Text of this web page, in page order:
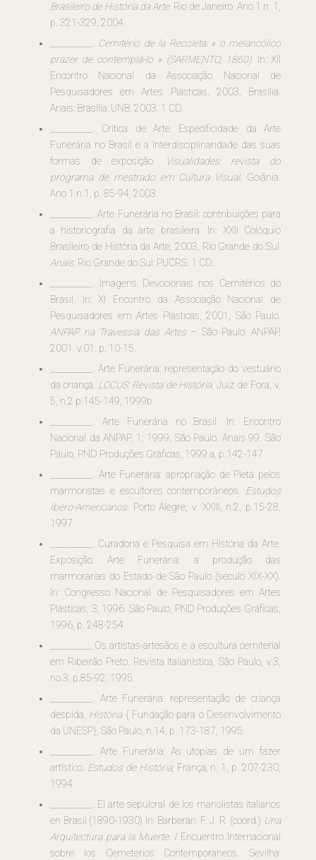
Brasileiro de História da Arte. Rio de Janeiro. Ano 1 n. 1,
p. 321-329, 2004.
Cemitério de la Recoleta: « o melancólico
prazer de contemplá-lo » (SARMENTO, 1860).
In: XII
Encontro Nacional da Associação Nacional de
Pesquisadores em Artes Plásticas, 2003, Brasília.
Anais: Brasília: UNB, 2003. 1 CD.
__________. Crítica de Arte: Especificidade da Arte
Funerária no Brasil e a Interdisciplinaridade das suas
formas de exposição.
Visualidades: revista do
programa de mestrado em Cultura Visual. Goiânia.
Ano 1 n.1, p. 85-94, 2003.
__________. Arte Funerária no Brasil: contribuições para
a historiografia da arte brasileira. In: XXII Colóquio
Brasileiro de História da Arte, 2003, Rio Grande do Sul:
Anais. Rio Grande do Sul: PUCRS. 1 CD.
__________. Imagens Devocionais nos Cemitérios do
Brasil. In: XI Encontro da Associação Nacional de
Pesquisadores em Artes Plásticas, 2001, São Paulo.
ANPAP na Travessia das Artes– São Paulo: ANPAP,
2001. v.01. p. 10-15.
__________. Arte Funerária: representação do vestuário
da criança. LOCUS: Revista de História. Juiz de Fora, v.
5, n.2 p.145-149, 1999b.
__________. Arte Funerária no Brasil. In: Encontro
Nacional da ANPAP, 1; 1999, São Paulo. Anais 99. São
Paulo, PND Produções Gráficas, 1999 a, p.142-147.
__________. Arte Funerária: apropriação de Pietá pelos
marmoristas e escultores contemporâneos. Estudos
Ibero-Americanos. Porto Alegre, v. XXIII, n.2, p.15-28,
1997.
__________. Curadoria e Pesquisa em História da Arte.
Exposição: Arte Funerária: a produção das
marmorarias do Estado de São Paulo (século XIX-XX).
In: Congresso Nacional de Pesquisadores em Artes
Plásticas, 3, 1996. São Paulo, PND Produções Gráficas,
1996, p. 248-254.
__________.Os artistas-artesãos e a escultura cemiterial
em Ribeirão Preto. Revista Italianística, São Paulo, v.3,
no.3, p.85-92, 1995.
__________. Arte Funerária: representação de criança
despida. História { Fundação para o Desenvolvimento
da UNESP}, São Paulo, n.14, p. 173-187, 1995.
__________. Arte Funerária: As utopias de um fazer
artístico. Estudos de História, França, n. 1, p. 207-230,
1994.
__________. El arte sepulcral de los manolistas italianos
en Brasil (1890-1930) In: Barberan. F. J. R. (coord.) Una
Arquitectura para la Muerte. / Encuentro Internacional
sobre los Cemeterios Contemporaneos. Sevilha: